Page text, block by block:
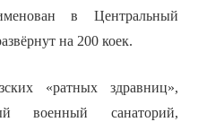
в Центральный
на 200 коек.
«ратных здравниц»,
военный санаторий,